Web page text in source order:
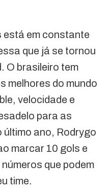
está em constante
que já se tornou
O brasileiro tem
melhores do mundo
velocidade e
para as
ano, Rodrygo
marcar 10 gols e
que podem
time.